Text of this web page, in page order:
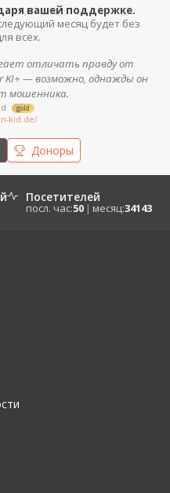
вашей поддержке.
месяц будет без
всех.
отличать правду от
KI+ — возможно, однажды он
мошенника.
gold
kid.de/
для демонстрации
Poetry-Land.
bronze
Доноры
Посетителей
посл. час:50 | месяц:34143